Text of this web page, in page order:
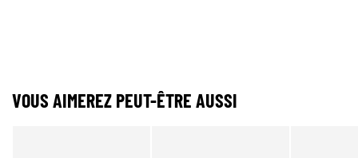
VOUS AIMEREZ PEUT-ÊTRE AUSSI